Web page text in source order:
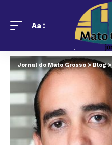
Aa
Jornal do Mato Grosso>Blog>